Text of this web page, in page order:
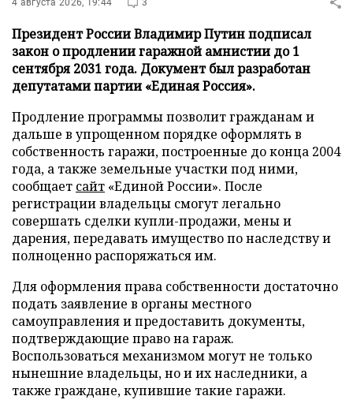
Президент России Владимир Путин подписал
закон о продлении гаражной амнистии до 1
сентября 2031 года. Документ был разработан
депутатами партии «Единая Россия».
Продление программы позволит гражданам и
дальше в упрощенном порядке оформлять в
собственность гаражи, построенные до конца 2004
года, а также земельные участки под ними,
сообщает сайт «Единой России». После
регистрации владельцы смогут легально
совершать сделки купли-продажи, мены и
дарения, передавать имущество по наследству и
полноценно распоряжаться им.
Для оформления права собственности достаточно
подать заявление в органы местного
самоуправления и предоставить документы,
подтверждающие право на гараж.
Воспользоваться механизмом могут не только
нынешние владельцы, но и их наследники, а
также граждане, купившие такие гаражи.